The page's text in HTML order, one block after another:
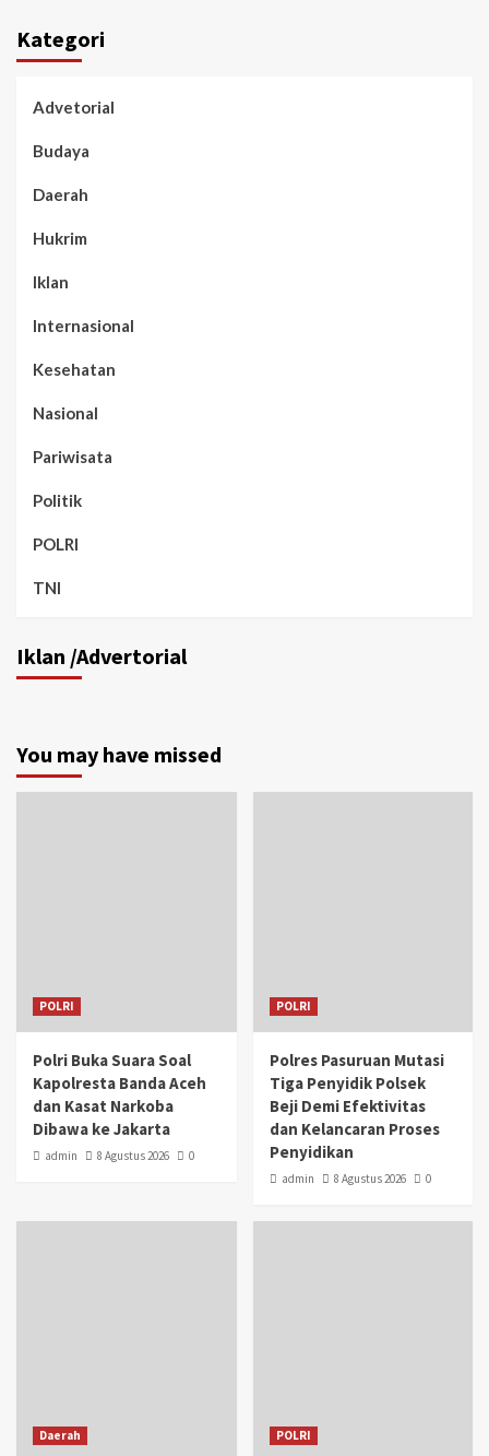
Kategori
Advetorial
Budaya
Daerah
Hukrim
Iklan
Internasional
Kesehatan
Nasional
Pariwisata
Politik
POLRI
TNI
Iklan /Advertorial
You may have missed
POLRI
Polri Buka Suara Soal
Kapolresta Banda Aceh
dan Kasat Narkoba
Dibawa ke Jakarta
admin 8 Agustus 2026 0
POLRI
Polres Pasuruan Mutasi
Tiga Penyidik Polsek
Beji Demi Efektivitas
dan Kelancaran Proses
Penyidikan
admin 8 Agustus 2026 0
Daerah POLRI